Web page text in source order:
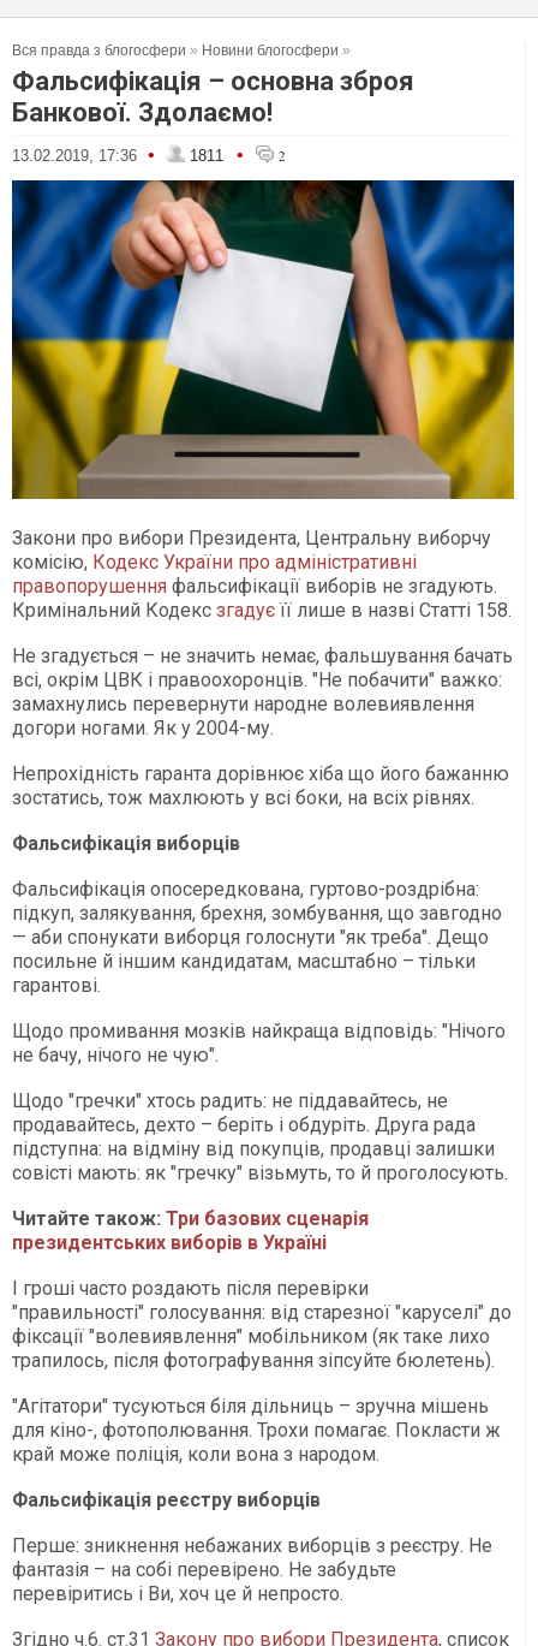
Вся правда з блогосфери » Новини блогосфери »
Фальсифікація – основна зброя
Банкової. Здолаємо!
13.02.2019, 17:36 • 1811 • 2
Закони про вибори Президента, Центральну виборчу
комісію, Кодекс України про адміністративні
правопорушення фальсифікації виборів не згадують.
Кримінальний Кодекс згадуєїї лише в назві Статті 158.
Не згадується – не значить немає, фальшування бачать
всі, окрім ЦВК і правоохоронців. "Не побачити" важко:
замахнулись перевернути народне волевиявлення
догори ногами. Як у 2004-му.
Непрохідність гаранта дорівнює хіба що його бажанню
зостатись, тож махлюють у всі боки, на всіх рівнях.
Фальсифікація виборців
Фальсифікація опосередкована, гуртово-роздрібна:
підкуп, залякування, брехня, зомбування, що завгодно
— аби спонукати виборця голоснути "як треба". Дещо
посильне й іншим кандидатам, масштабно – тільки
гарантові.
Щодо промивання мозків найкраща відповідь: "Нічого
не бачу, нічого не чую".
Щодо "гречки" хтось радить: не піддавайтесь, не
продавайтесь, дехто – беріть і обдуріть. Друга рада
підступна: на відміну від покупців, продавці залишки
совісті мають: як "гречку" візьмуть, то й проголосують.
Читайте також: Три базових сценарія
президентських виборів в Україні
І гроші часто роздають після перевірки
"правильності" голосування: від старезної "каруселі" до
фіксації "волевиявлення" мобільником (як таке лихо
трапилось, після фотографування зіпсуйте бюлетень).
"Агітатори" тусуються біля дільниць – зручна мішень
для кіно-, фотополювання. Трохи помагає. Покласти ж
край може поліція, коли вона з народом.
Фальсифікація реєстру виборців
Перше: зникнення небажаних виборців з реєстру. Не
фантазія – на собі перевірено. Не забудьте
перевіритись і Ви, хоч це й непросто.
Згідно ч.6. ст.31 Закону про вибори Президента, список